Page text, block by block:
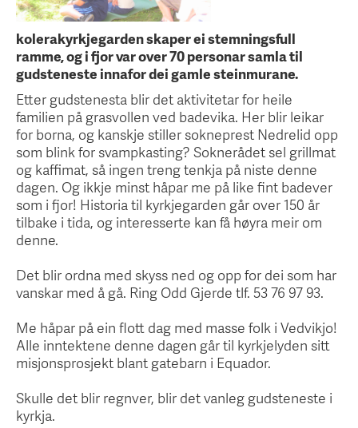
kolerakyrkjegarden skaper ei stemningsfull
ramme, og i fjor var over 70 personar samla til
gudsteneste innafor dei gamle steinmurane.
Etter gudstenesta blir det aktivitetar for heile
familien på grasvollen ved badevika. Her blir leikar
for borna, og kanskje stiller sokneprest Nedrelid opp
som blink for svampkasting? Soknerådet sel grillmat
og kaffimat, så ingen treng tenkja på niste denne
dagen. Og ikkje minst håpar me på like fint badever
som i fjor! Historia til kyrkjegarden går over 150 år
tilbake i tida, og interesserte kan få høyra meir om
denne.
Det blir ordna med skyss ned og opp for dei som har
vanskar med å gå. Ring Odd Gjerde tlf. 53 76 97 93.
Me håpar på ein flott dag med masse folk i Vedvikjo!
Alle inntektene denne dagen går til kyrkjelyden sitt
misjonsprosjekt blant gatebarn i Equador.
Skulle det blir regnver, blir det vanleg gudsteneste i
kyrkja.